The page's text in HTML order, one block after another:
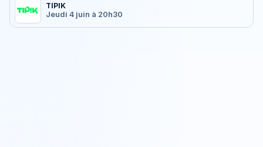
TIPIK
Jeudi 4 juin à 20h30